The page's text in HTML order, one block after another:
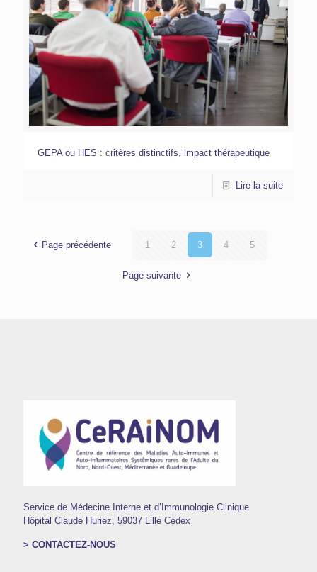
GEPA ou HES : critères distinctifs, impact thérapeutique
Lire la suite
Page précédente 1 2 3 4 5
Page suivante
Service de Médecine Interne et d’Immunologie Clinique
Hôpital Claude Huriez, 59037 Lille Cedex
> CONTACTEZ-NOUS